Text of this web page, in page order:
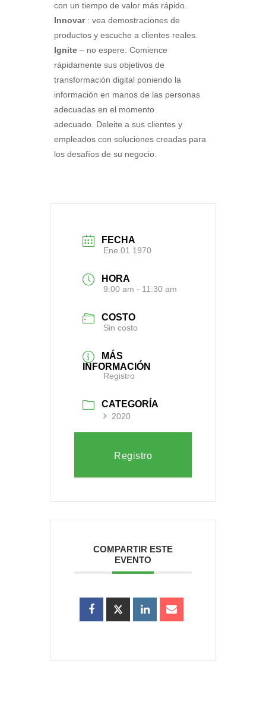
con un tiempo de valor más rápido.
Innovar: vea demostraciones de
productos y escuche a clientes reales.
Ignite – no espere. Comience
rápidamente sus objetivos de
transformación digital poniendo la
información en manos de las personas
adecuadas en el momento
adecuado. Deleite a sus clientes y
empleados con soluciones creadas para
los desafíos de su negocio.
FECHA
Ene 01 1970
HORA
9:00 am - 11:30 am
COSTO
Sin costo
MÁS
INFORMACIÓN
Registro
CATEGORÍA
2020
Registro
COMPARTIR ESTE
EVENTO